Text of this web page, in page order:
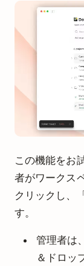
この機能をお
者がワークス
クリックし、
す。
管理者は
＆ドロッ